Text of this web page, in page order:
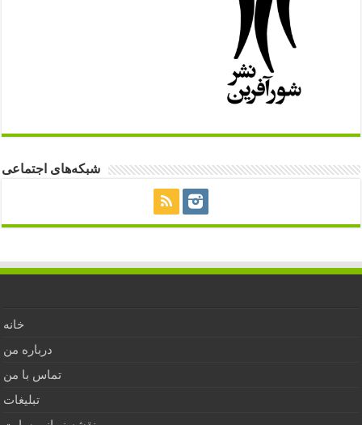
شبکه‌های اجتماعی
خانه
درباره من
تماس با من
تبلیغات